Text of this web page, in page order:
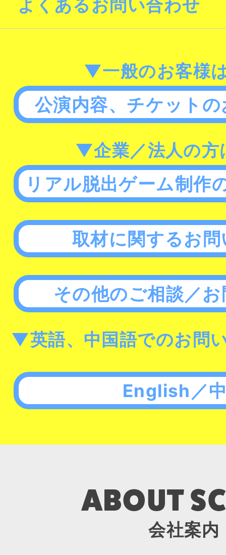
よくあるお問い合わせ
▼一般のお客様
公演内容、チケット
▼企業／法人の方
リアル脱出ゲーム制作
取材に関するお
その他のご相談／
▼英語、中国語でのお問
English／
会社案内